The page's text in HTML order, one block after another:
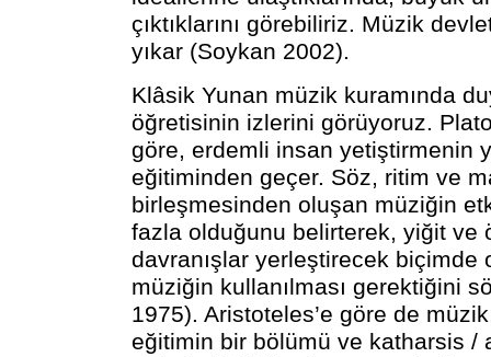
çıktıklarını görebiliriz. Müzik
yıkar (Soykan 2002).
Klâsik Yunan müzik kuramında
öğretisinin izlerini görüyoruz.
göre, erdemli insan yetiştirmenin
eğitiminden geçer. Söz, ritim ve
birleşmesinden oluşan müziğin
fazla olduğunu belirterek, yiğit ve
davranışlar yerleştirecek biçimde
müziğin kullanılması gerektiğini
1975). Aristoteles’e göre de
eğitimin bir bölümü ve katharsis /